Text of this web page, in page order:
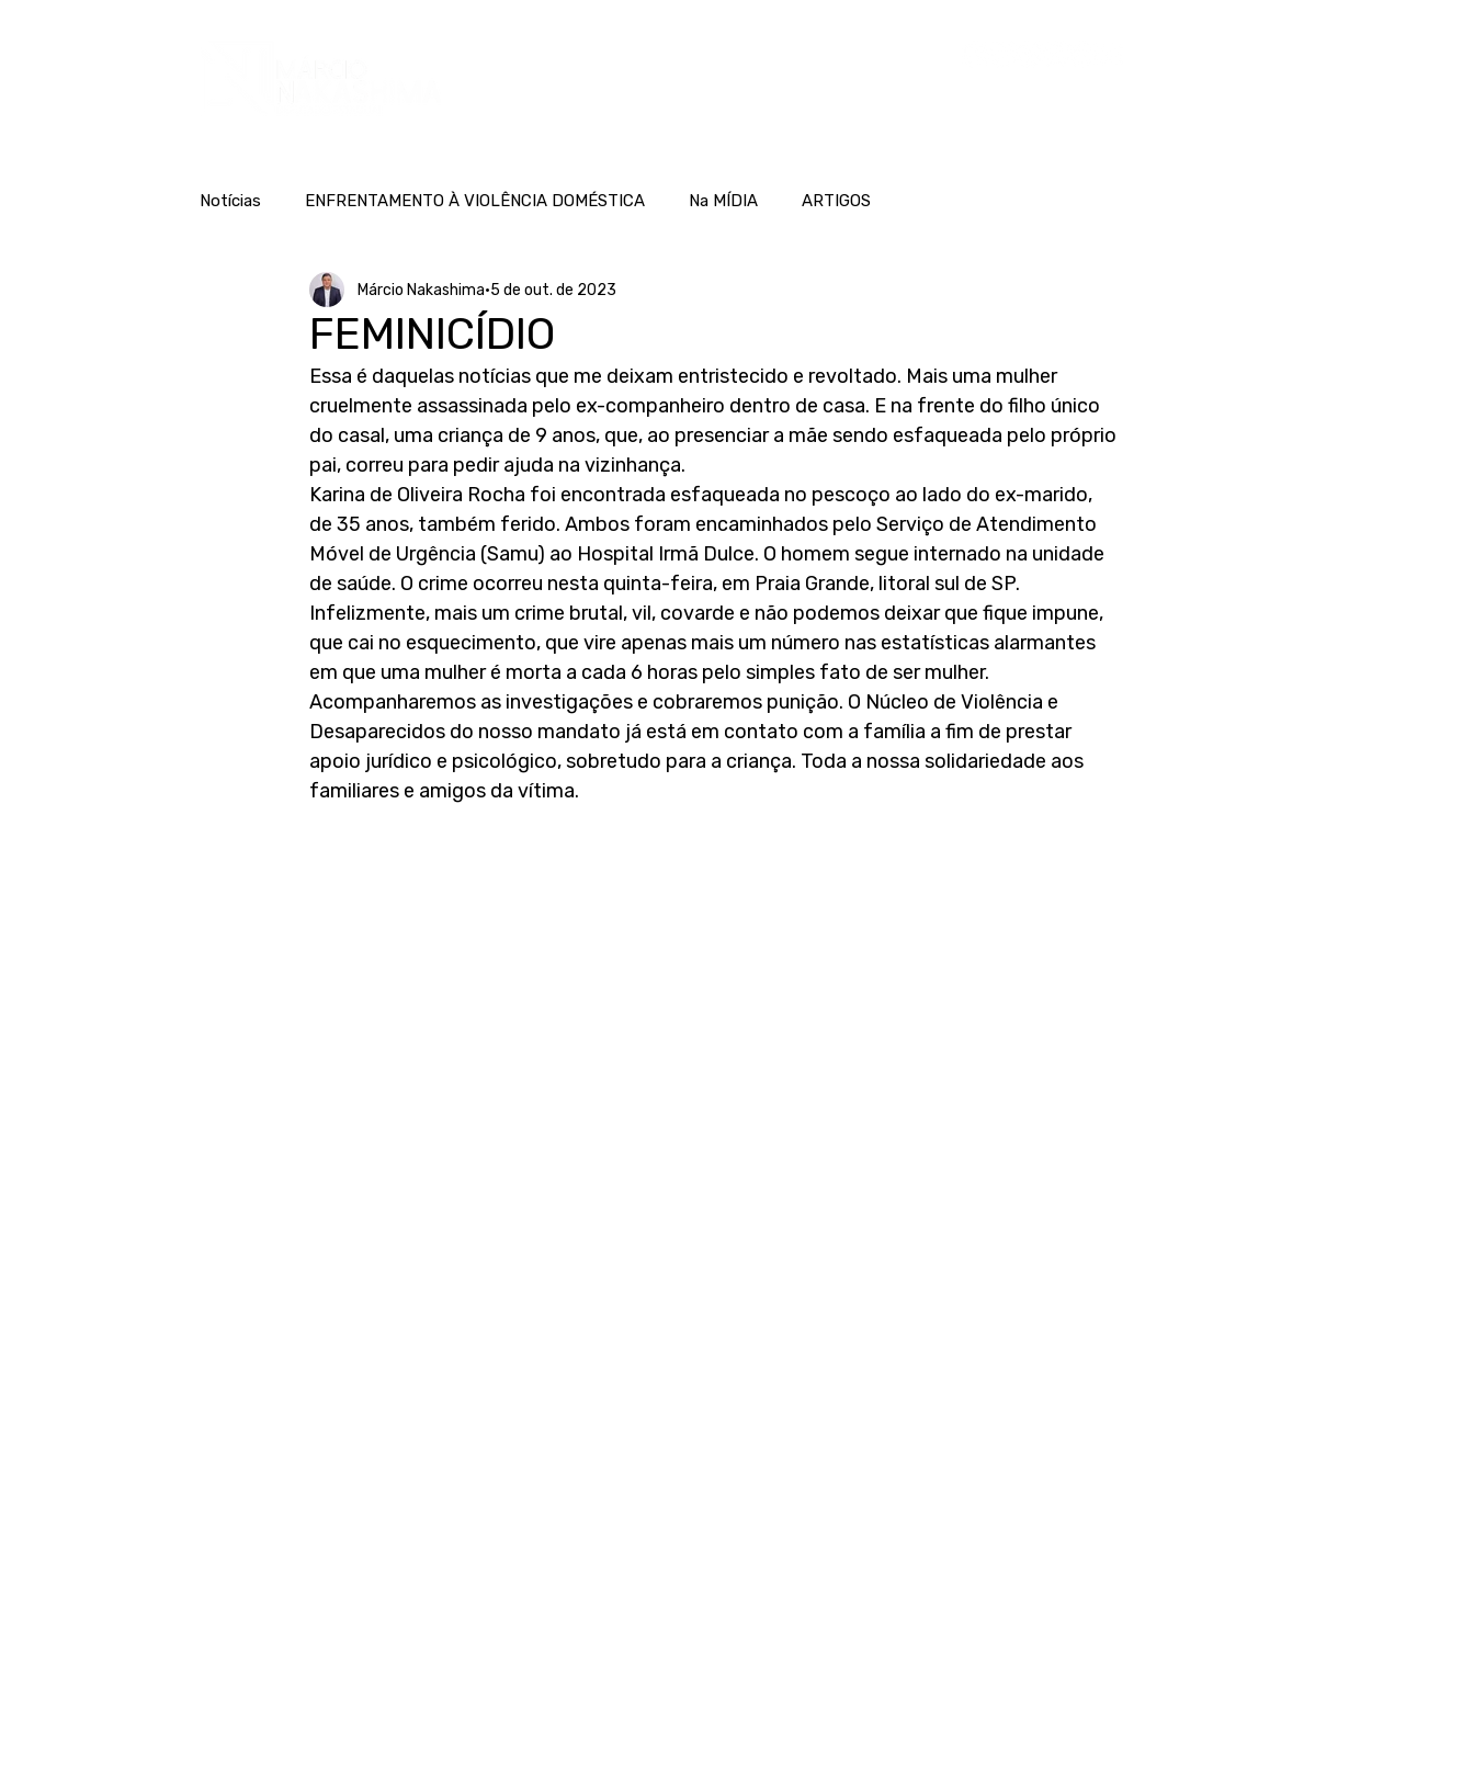
Notícias ENFRENTAMENTO À VIOLÊNCIA DOMÉSTICA Na MÍDIA ARTIGOS
FEMINICÍDIO
Márcio Nakashima 5 de out. de 2023
Essa é daquelas notícias que me deixam entristecido e revoltado. Mais uma mulher
cruelmente assassinada pelo ex-companheiro dentro de casa. E na frente do filho único
do casal, uma criança de 9 anos, que, ao presenciar a mãe sendo esfaqueada pelo próprio
pai, correu para pedir ajuda na vizinhança.
Karina de Oliveira Rocha foi encontrada esfaqueada no pescoço ao lado do ex-marido,
de 35 anos, também ferido. Ambos foram encaminhados pelo Serviço de Atendimento
Móvel de Urgência (Samu) ao Hospital Irmã Dulce. O homem segue internado na unidade
de saúde. O crime ocorreu nesta quinta-feira, em Praia Grande, litoral sul de SP.
Infelizmente, mais um crime brutal, vil, covarde e não podemos deixar que fique impune,
que cai no esquecimento, que vire apenas mais um número nas estatísticas alarmantes
em que uma mulher é morta a cada 6 horas pelo simples fato de ser mulher.
Acompanharemos as investigações e cobraremos punição. O Núcleo de Violência e
Desaparecidos do nosso mandato já está em contato com a família a fim de prestar
apoio jurídico e psicológico, sobretudo para a criança. Toda a nossa solidariedade aos
familiares e amigos da vítima.